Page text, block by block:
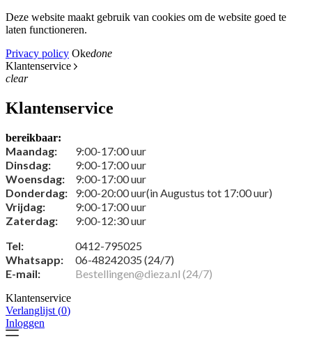
Deze website maakt gebruik van cookies om de website goed te
laten functioneren.
Privacy policy Okedone
Klantenservice
clear
Klantenservice
bereikbaar:
Maandag:
9:00-17:00 uur
Dinsdag:
9:00-17:00 uur
Woensdag:
9:00-17:00 uur
Donderdag:
9:00-20:00 uur(in Augustus tot 17:00 uur)
Vrijdag:
9:00-17:00 uur
Zaterdag:
9:00-12:30 uur
Tel:
0412-795025
Whatsapp:
06-48242035 (24/7)
E-mail:
Bestellingen@dieza.nl (24/7)
Klantenservice
Verlanglijst (0)
Inloggen